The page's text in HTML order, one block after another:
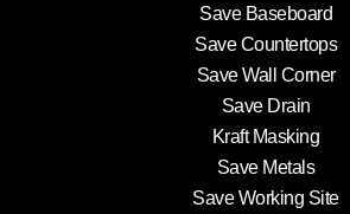
Save Baseboard
Save Countertops
Save Wall Corner
Save Drain
Kraft Masking
Save Metals
Save Working Site